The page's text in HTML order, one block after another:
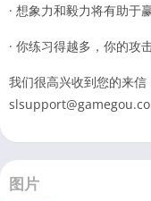
· 想象力和毅力将有助于
· 你练习得越多，你的攻
我们很高兴收到您的来
图片